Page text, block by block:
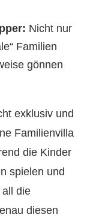
Nicht nur
Familien
gönnen
exklusiv und
Familienvilla
die Kinder
spielen und
die
diesen